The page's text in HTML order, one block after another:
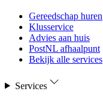
Gereedschap huren
Klusservice
Advies aan huis
PostNL afhaalpunt
Bekijk alle services
Services